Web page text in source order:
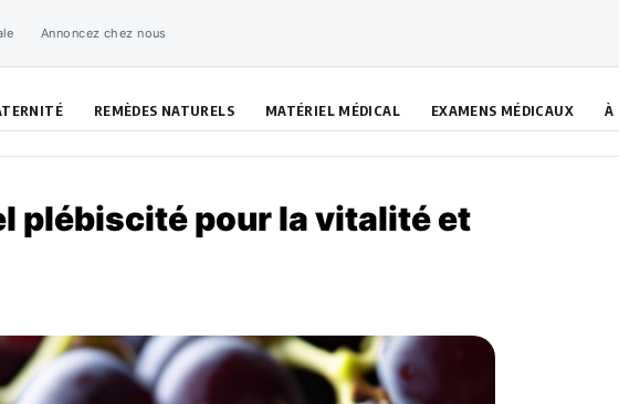
Annoncez chez nous
REMÈDES NATURELS MATÉRIEL MÉDICAL EXAMENS MÉDICAUX À
plébiscité pour la vitalité et